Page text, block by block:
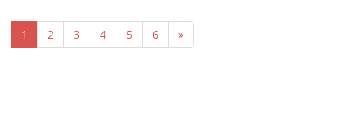
1 2 3 4 5 6 »